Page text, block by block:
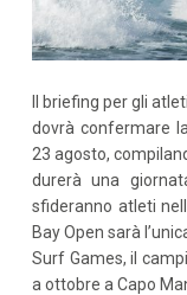
Il briefing per gli
dovrà confermare
23 agosto,
durerà una
sfideranno atleti
Bay Open sarà
Surf Games, il
a ottobre a Capo